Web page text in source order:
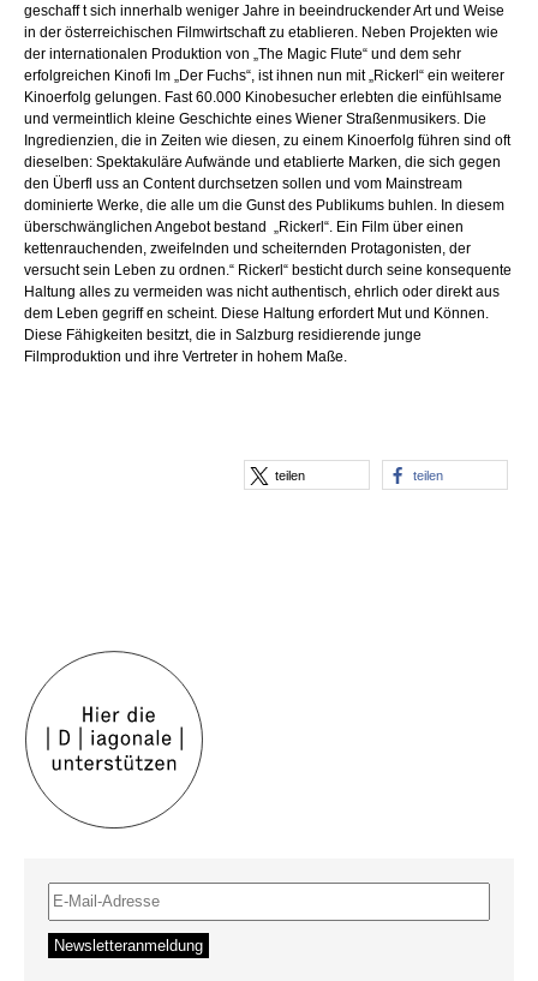
geschaff t sich innerhalb weniger Jahre in beeindruckender Art und Weise
in der österreichischen Filmwirtschaft zu etablieren. Neben Projekten wie
der internationalen Produktion von „The Magic Flute“ und dem sehr
erfolgreichen Kinofi lm „Der Fuchs“, ist ihnen nun mit „Rickerl“ ein weiterer
Kinoerfolg gelungen. Fast 60.000 Kinobesucher erlebten die einfühlsame
und vermeintlich kleine Geschichte eines Wiener Straßenmusikers. Die
Ingredienzien, die in Zeiten wie diesen, zu einem Kinoerfolg führen sind oft
dieselben: Spektakuläre Aufwände und etablierte Marken, die sich gegen
den Überfl uss an Content durchsetzen sollen und vom Mainstream
dominierte Werke, die alle um die Gunst des Publikums buhlen. In diesem
überschwänglichen Angebot bestand „Rickerl“. Ein Film über einen
kettenrauchenden, zweifelnden und scheiternden Protagonisten, der
versucht sein Leben zu ordnen.“ Rickerl“ besticht durch seine konsequente
Haltung alles zu vermeiden was nicht authentisch, ehrlich oder direkt aus
dem Leben gegriff en scheint. Diese Haltung erfordert Mut und Können.
Diese Fähigkeiten besitzt, die in Salzburg residierende junge
Filmproduktion und ihre Vertreter in hohem Maße.
teilen teilen